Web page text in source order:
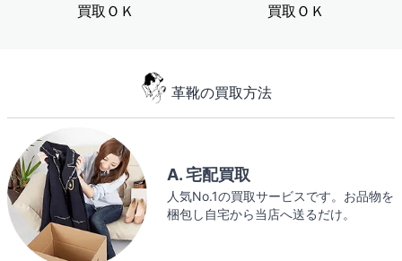
買取ＯＫ 買取ＯＫ
革靴の買取方法
A. 宅配買取
人気No.1の買取サービスです。お品物を
梱包し自宅から当店へ送るだけ。